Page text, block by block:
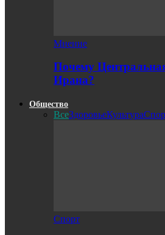
Мнение
Почему
Ирана?
Общество
ВсеЗдоровьеКультура
Спорт